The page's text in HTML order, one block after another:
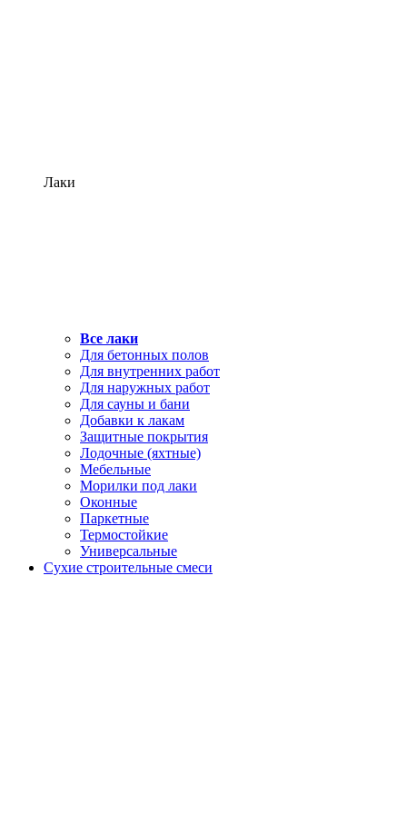
Лаки
Все лаки
Для бетонных полов
Для внутренних работ
Для наружных работ
Для сауны и бани
Добавки к лакам
Защитные покрытия
Лодочные (яхтные)
Мебельные
Морилки под лаки
Оконные
Паркетные
Термостойкие
Универсальные
Сухие строительные смеси